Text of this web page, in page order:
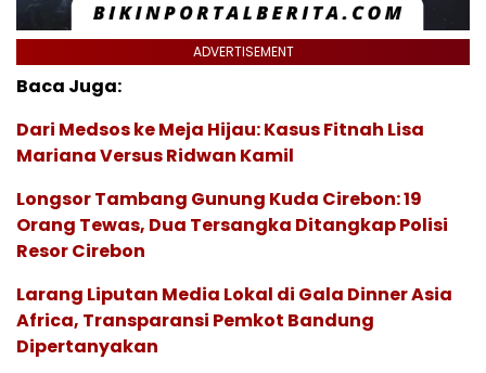
ADVERTISEMENT
Baca Juga:
Dari Medsos ke Meja Hijau: Kasus Fitnah Lisa
Mariana Versus Ridwan Kamil
Longsor Tambang Gunung Kuda Cirebon: 19
Orang Tewas, Dua Tersangka Ditangkap Polisi
Resor Cirebon
Larang Liputan Media Lokal di Gala Dinner Asia
Africa, Transparansi Pemkot Bandung
Dipertanyakan